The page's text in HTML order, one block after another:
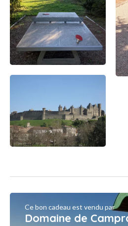
Ce bon cadeau est vendu par
Domaine de